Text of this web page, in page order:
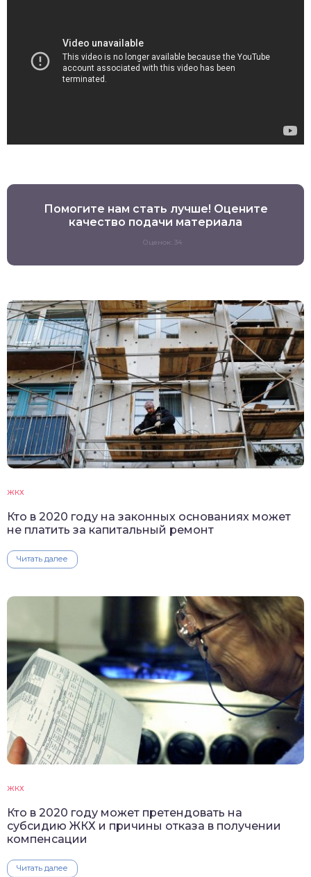
Помогите нам стать лучше! Оцените
качество подачи материала
Оценок: 34
ЖКХ
Кто в 2020 году на законных основаниях может
не платить за капитальный ремонт
Читать далее
ЖКХ
Кто в 2020 году может претендовать на
субсидию ЖКХ и причины отказа в получении
компенсации
Читать далее